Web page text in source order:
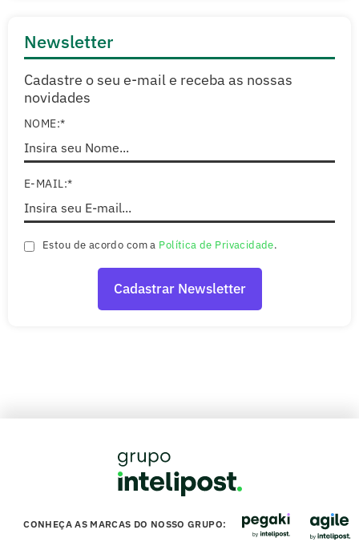
Newsletter
Cadastre o seu e-mail e receba as nossas
novidades
NOME:*
E-MAIL:*
Estou de acordo com a Política de Privacidade.
CONHEÇA AS MARCAS DO NOSSO GRUPO: